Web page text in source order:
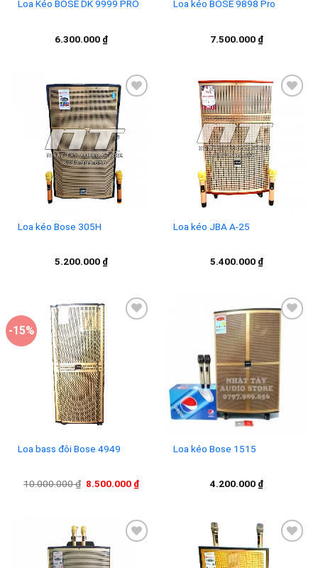
Loa Kéo BOSE DK 9999 PRO
6.300.000 ₫
Loa kéo BOSE 9898 Pro
7.500.000 ₫
Add to
wishlist
Loa kéo Bose 305H
5.200.000 ₫
Loa kéo JBA A-25
5.400.000 ₫
-15%
Loa bass đôi Bose 4949
10.000.000₫ Giá
8.500.000 ₫Giá
8.500.000 ₫.
Add to
wishlist
Loa kéo Bose 1515
4.200.000 ₫